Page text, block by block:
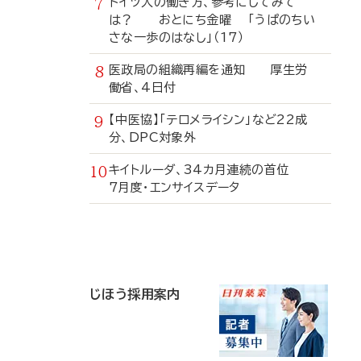
は？ おとにち金曜 「うぱのちい
さな一歩のはなし」（17）
医政局の組織再編を通知 厚生労
働省、4日付
【中医協】「テロメライシン」など22成
分、DPC対象外
キイトルーダ、34カ月連続の首位
7月度・エンサイスデータ
じほう採用案内